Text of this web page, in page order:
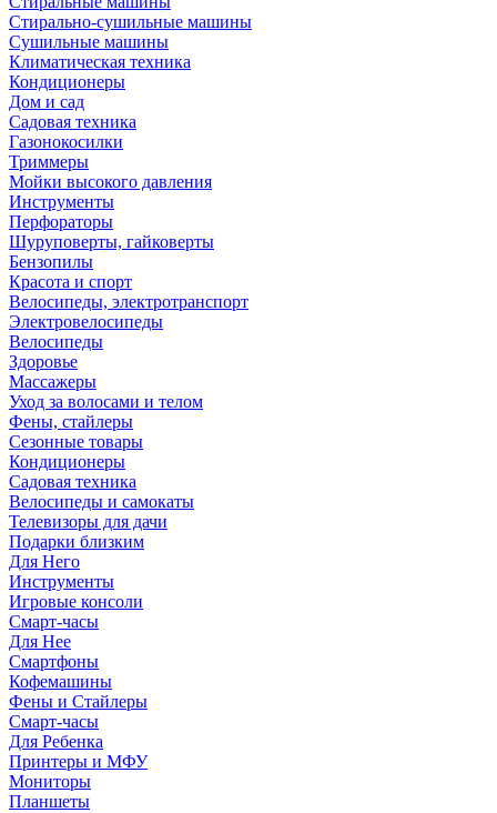
Стирально-сушильные машины
Сушильные машины
Климатическая техника
Кондиционеры
Дом и сад
Садовая техника
Газонокосилки
Триммеры
Мойки высокого давления
Инструменты
Перфораторы
Шуруповерты, гайковерты
Бензопилы
Красота и спорт
Велосипеды, электротранспорт
Электровелосипеды
Велосипеды
Здоровье
Массажеры
Уход за волосами и телом
Фены, стайлеры
Сезонные товары
Кондиционеры
Садовая техника
Велосипеды и самокаты
Телевизоры для дачи
Подарки близким
Для Него
Инструменты
Игровые консоли
Смарт-часы
Для Нее
Смартфоны
Кофемашины
Фены и Стайлеры
Смарт-часы
Для Ребенка
Принтеры и МФУ
Мониторы
Планшеты